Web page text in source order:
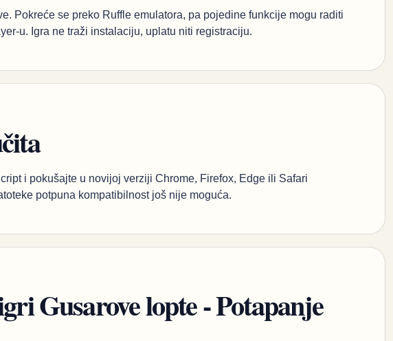
Pokreće se preko Ruffle emulatora, pa pojedine funkcije mogu raditi
u. Igra ne traži instalaciju, uplatu niti registraciju.
i pokušajte u novijoj verziji Chrome, Firefox, Edge ili Safari
potpuna kompatibilnost još nije moguća.
Gusarove lopte - Potapanje